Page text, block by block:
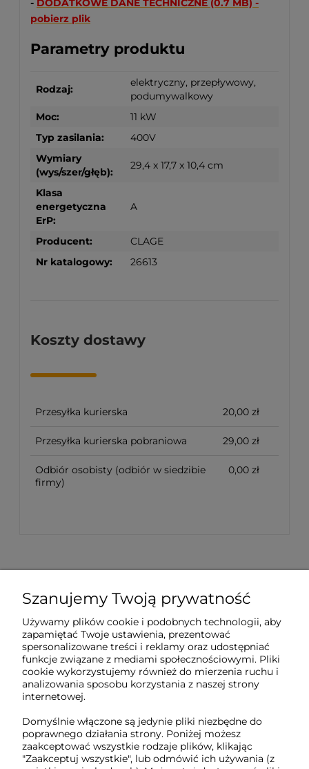
- DODATKOWE DANE TECHNICZNE (0.7 MB) -
pobierz plik
Parametry produktu
Rodzaj:
elektryczny, przepływowy,
podumywalkowy
Moc:
11 kW
Typ zasilania:
400V
Wymiary
(wys/szer/głęb):
29,4 x 17,7 x 10,4 cm
Klasa
energetyczna
ErP:
A
Producent:
CLAGE
Nr katalogowy:
26613
Koszty dostawy
Przesyłka kurierska 20,00 zł
Przesyłka kurierska pobraniowa 29,00 zł
Odbiór osobisty (odbiór w siedzibie
firmy)
0,00 zł
Sklep internetowy Tukado.pl
pn-pt: 08:00-16:00
791 063 018
biuro@tukado.pl
O nas
Szanujemy Twoją prywatność
Używamy plików cookie i podobnych technologii, aby
zapamiętać Twoje ustawienia, prezentować
spersonalizowane treści i reklamy oraz udostępniać
funkcje związane z mediami społecznościowymi. Pliki
cookie wykorzystujemy również do mierzenia ruchu i
analizowania sposobu korzystania z naszej strony
internetowej.
Domyślnie włączone są jedynie pliki niezbędne do
poprawnego działania strony. Poniżej możesz
zaakceptować wszystkie rodzaje plików, klikając
"Zaakceptuj wszystkie", lub odmówić ich używania (z